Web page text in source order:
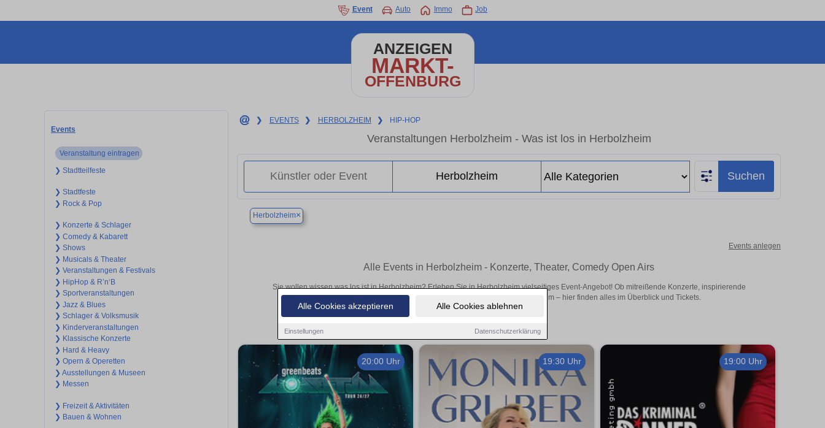
Alle Cookies akzeptieren Alle Cookies ablehnen
Einstellungen Datenschutzerklärung
Event Auto Immo Job
ANZEIGEN
MARKT-
OFFENBURG
Events
Veranstaltung eintragen
❯ Stadtteilfeste
❯ Stadtfeste
❯ Rock & Pop
❯ Konzerte & Schlager
❯ Comedy & Kabarett
❯ Shows
❯ Musicals & Theater
❯ Veranstaltungen & Festivals
❯ HipHop & R’n‘B
❯ Sportveranstaltungen
❯ Jazz & Blues
❯ Schlager & Volksmusik
❯ Kinderveranstaltungen
❯ Klassische Konzerte
❯ Hard & Heavy
❯ Opern & Operetten
❯ Ausstellungen & Museen
❯ Messen
❯ Freizeit & Aktivitäten
❯ Bauen & Wohnen
❯ EVENTS ❯ HERBOLZHEIM ❯ HIP-HOP
Veranstaltungen Herbolzheim - Was ist los in Herbolzheim
Suchen
Herbolzheim×
Events anlegen
Alle Events in Herbolzheim - Konzerte, Theater, Comedy Open Airs
Sie wollen wissen was los ist in Herbolzheim? Erleben Sie in Herbolzheim vielseitiges Event-Angebot! Ob mitreißende Konzerte, inspirierende
Theateraufführungen oder aufregende Veranstaltungen in Herbolzheim – hier finden alles im Überblick und Tickets.
20:00 Uhr 19:30 Uhr 19:00 Uhr